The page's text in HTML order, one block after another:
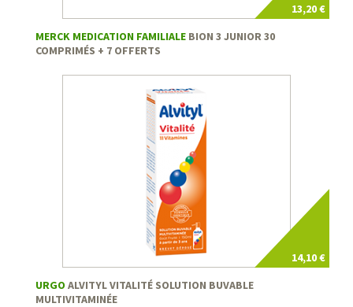
13,20 €
MERCK MEDICATION FAMILIALE BION 3 JUNIOR 30
COMPRIMÉS + 7 OFFERTS
14,10 €
URGO ALVITYL VITALITÉ SOLUTION BUVABLE
MULTIVITAMINÉE